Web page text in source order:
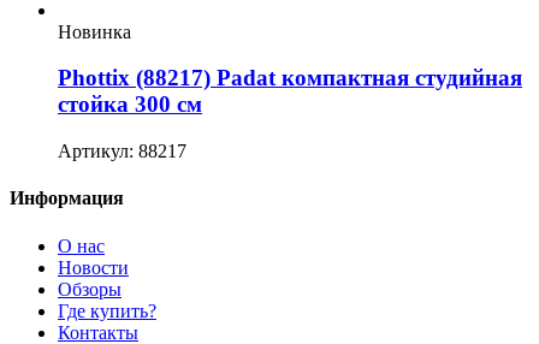
Новинка
Phottix (88217) Padat компактная студийная
стойка 300 см
Артикул: 88217
Информация
О нас
Новости
Обзоры
Где купить?
Контакты